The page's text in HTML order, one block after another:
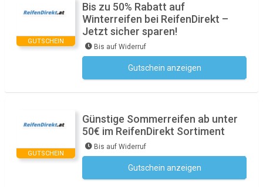
GUTSCHEIN
Bis zu 50% Rabatt auf
Winterreifen bei ReifenDirekt –
Jetzt sicher sparen!
Bis auf Widerruf
Gutschein anzeigen
GUTSCHEIN
Günstige Sommerreifen ab unter
50€ im ReifenDirekt Sortiment
Bis auf Widerruf
Gutschein anzeigen